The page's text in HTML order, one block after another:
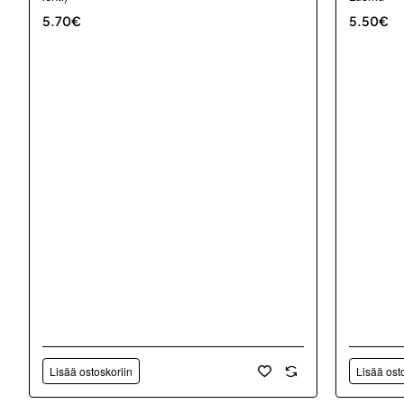
5.70€
Lisää ostoskoriin
5.50€
Lisää